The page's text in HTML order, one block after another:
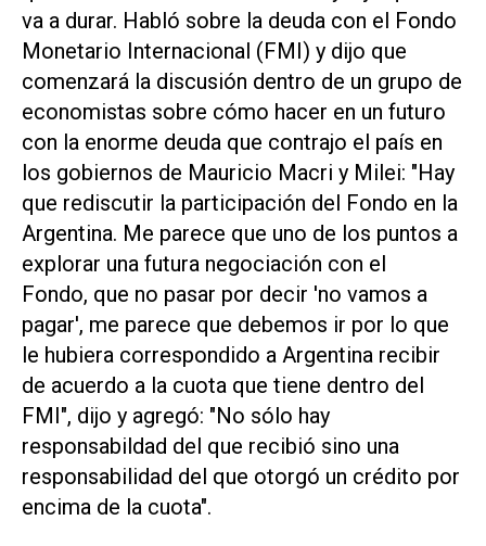
va a durar. Habló sobre la deuda con el Fondo
Monetario Internacional (FMI) y dijo que
comenzará la discusión dentro de un grupo de
economistas sobre cómo hacer en un futuro
con la enorme deuda que contrajo el país en
los gobiernos de Mauricio Macri y Milei: "Hay
que rediscutir la participación del Fondo en la
Argentina. Me parece que uno de los puntos a
explorar una futura negociación con el
Fondo, que no pasar por decir 'no vamos a
pagar', me parece que debemos ir por lo que
le hubiera correspondido a Argentina recibir
de acuerdo a la cuota que tiene dentro del
FMI", dijo y agregó: "No sólo hay
responsabildad del que recibió sino una
responsabilidad del que otorgó un crédito por
encima de la cuota".